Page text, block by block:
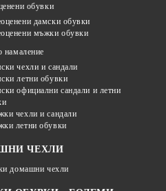
обувки
дамски обувки
мъжки обувки
намаление
чехли и сандали
летни обувки
официални сандали и летни
чехли и сандали
летни обувки
ЧЕХЛИ
домашни чехли